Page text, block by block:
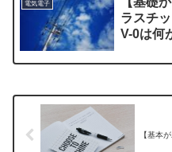
電気電子
ラスチ
V-0は何
【基本